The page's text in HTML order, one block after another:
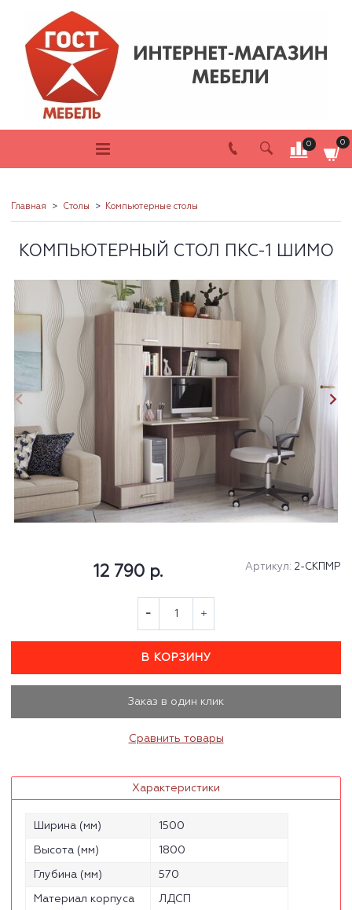
0 0
Главная Столы Компьютерные столы
КОМПЬЮТЕРНЫЙ СТОЛ ПКС-1 ШИМО
Артикул: 2-СКПМР
12 790 р.
В КОРЗИНУ
Заказ в один клик
Сравнить товары
Характеристики
Ширина (мм) 1500
Высота (мм) 1800
Глубина (мм) 570
Материал корпуса ЛДСП